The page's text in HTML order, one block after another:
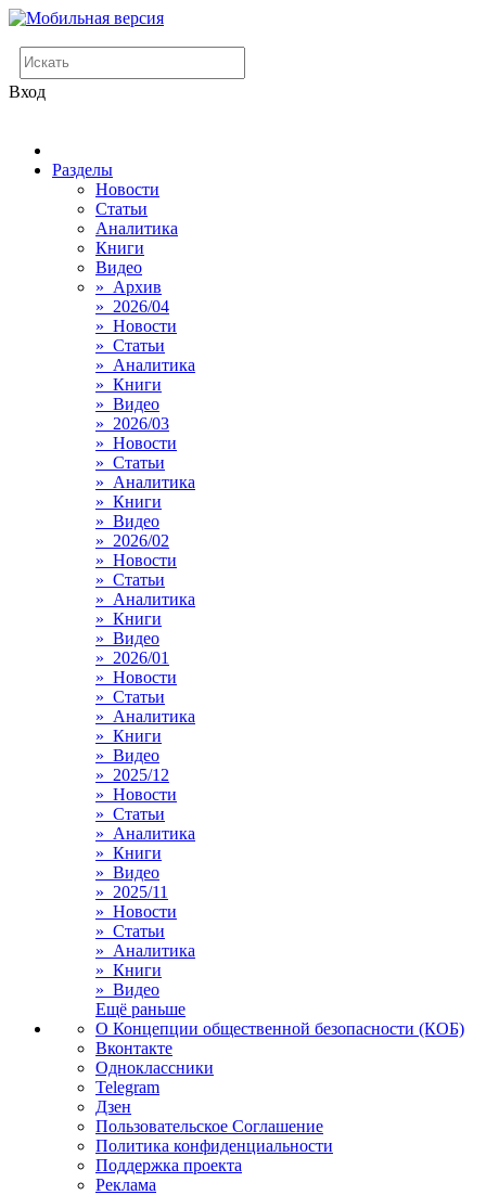
Вход
Разделы
Новости
Статьи
Аналитика
Книги
Видео
» Архив
» 2026/04
» Новости
» Статьи
» Аналитика
» Книги
» Видео
» 2026/03
» Новости
» Статьи
» Аналитика
» Книги
» Видео
» 2026/02
» Новости
» Статьи
» Аналитика
» Книги
» Видео
» 2026/01
» Новости
» Статьи
» Аналитика
» Книги
» Видео
» 2025/12
» Новости
» Статьи
» Аналитика
» Книги
» Видео
» 2025/11
» Новости
» Статьи
» Аналитика
» Книги
» Видео
Ещё раньше
О Концепции общественной безопасности (КОБ)
Вконтакте
Одноклассники
Telegram
Дзен
Пользовательское Соглашение
Политика конфиденциальности
Поддержка проекта
Реклама